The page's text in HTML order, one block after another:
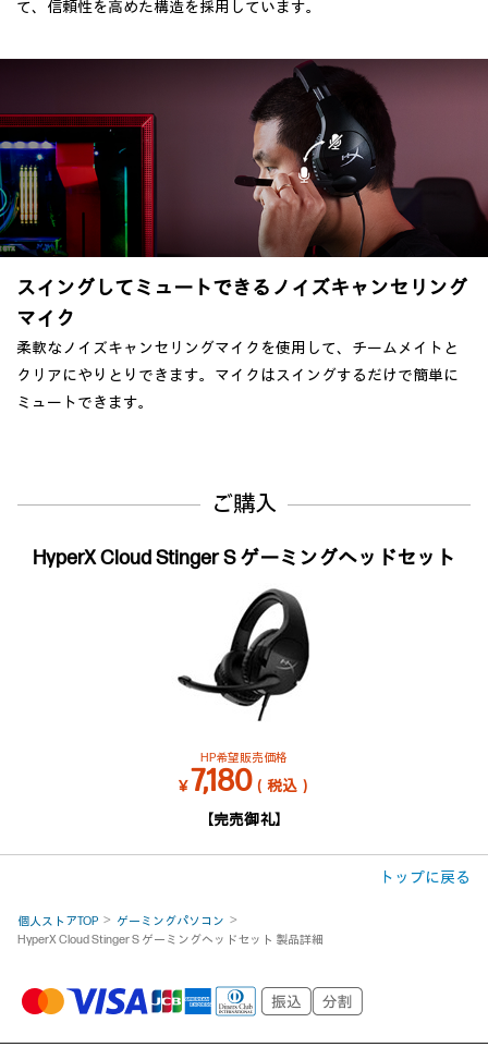
て、信頼性を高めた構造を採用しています。
スイングしてミュートできる ノイズキャンセリング
マイク
柔軟なノイズキャンセリングマイクを使用して、チームメイトと
クリアにやりとりできます。マイクはスイングするだけで簡単に
ミュートできます。
ご購入
HyperX Cloud Stinger S ゲーミングヘッドセット
HP希望販売価格
￥7,180（税込）
【完売御礼】
トップに戻る
個人ストアTOP
ゲーミングパソコン
HyperX Cloud Stinger S ゲーミングヘッドセット 製品詳細